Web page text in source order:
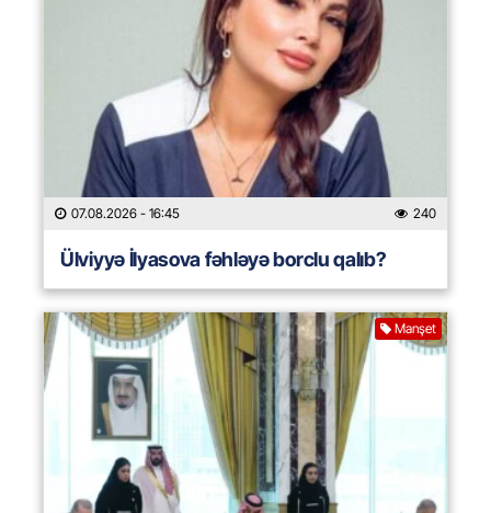
07.08.2026 - 16:45 240
Ülviyyə İlyasova fəhləyə borclu qalıb?
Manşet